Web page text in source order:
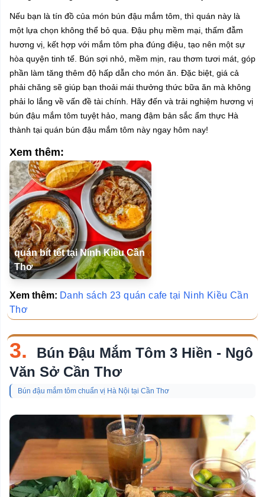
Nếu bạn là tín đồ của món bún đậu mắm tôm, thì quán này là
một lựa chọn không thể bỏ qua. Đậu phụ mềm mại, thấm đẫm
hương vị, kết hợp với mắm tôm pha đúng điệu, tạo nên một sự
hòa quyện tinh tế. Bún sợi nhỏ, mềm mịn, rau thơm tươi mát, góp
phần làm tăng thêm độ hấp dẫn cho món ăn. Đặc biệt, giá cả
phải chăng sẽ giúp bạn thoải mái thưởng thức bữa ăn mà không
phải lo lắng về vấn đề tài chính. Hãy đến và trải nghiệm hương vị
bún đậu mắm tôm tuyệt hảo, mang đậm bản sắc ẩm thực Hà
thành tại quán bún đậu mắm tôm này ngay hôm nay!
Xem thêm:
quán bít tết tại Ninh Kiều Cần
Thơ
Xem thêm: Danh sách 23 quán cafe tại Ninh Kiều Cần
Thơ
3.
Bún Đậu Mắm Tôm 3 Hiền - Ngô
Văn Sở Cần Thơ
Bún đậu mắm tôm chuẩn vị Hà Nội tại Cần Thơ